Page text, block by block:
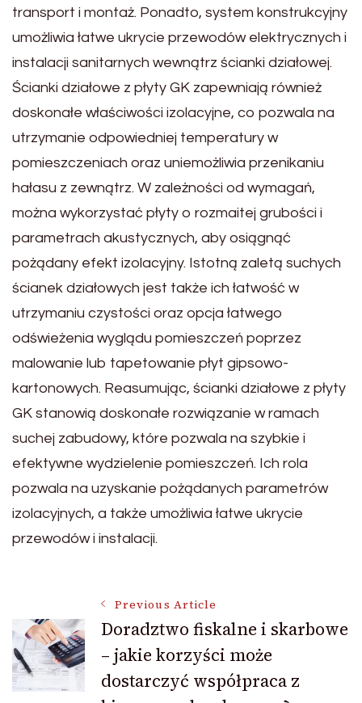
transport i montaż. Ponadto, system konstrukcyjny
umożliwia łatwe ukrycie przewodów elektrycznych i
instalacji sanitarnych wewnątrz ścianki działowej.
Ścianki działowe z płyty GK zapewniają również
doskonałe właściwości izolacyjne, co pozwala na
utrzymanie odpowiedniej temperatury w
pomieszczeniach oraz uniemożliwia przenikaniu
hałasu z zewnątrz. W zależności od wymagań,
można wykorzystać płyty o rozmaitej grubości i
parametrach akustycznych, aby osiągnąć
pożądany efekt izolacyjny. Istotną zaletą suchych
ścianek działowych jest także ich łatwość w
utrzymaniu czystości oraz opcja łatwego
odświeżenia wyglądu pomieszczeń poprzez
malowanie lub tapetowanie płyt gipsowo-
kartonowych. Reasumując, ścianki działowe z płyty
GK stanowią doskonałe rozwiązanie w ramach
suchej zabudowy, które pozwala na szybkie i
efektywne wydzielenie pomieszczeń. Ich rola
pozwala na uzyskanie pożądanych parametrów
izolacyjnych, a także umożliwia łatwe ukrycie
przewodów i instalacji.
Post
Navigation
Previous Article
Doradztwo fiskalne i skarbowe
– jakie korzyści może
dostarczyć współpraca z